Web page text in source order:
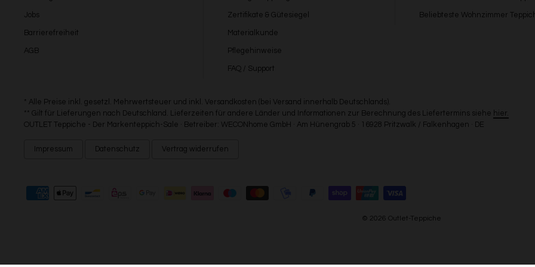
Jobs
Barrierefreiheit
AGB
Zertifikate & Gütesiegel
Materialkunde
Pflegehinweise
FAQ / Support
Beliebteste Wohnzimmer
* Alle Preise inkl. gesetzl. Mehrwertsteuer und inkl. Versandkosten (bei Versand innerhalb Deutschlands).
** Gilt für Lieferungen nach Deutschland. Lieferzeiten für andere Länder und Informationen zur Berechnung des Liefertermins siehe hier.
OUTLET Teppiche - Der Markenteppich-Sale · Betreiber: WECONhome GmbH · Am Hünengrab 5 · 16928 Pritzwalk / Falkenhagen · DE
Impressum Datenschutz Vertrag widerrufen
© 2026 Outlet-Teppiche